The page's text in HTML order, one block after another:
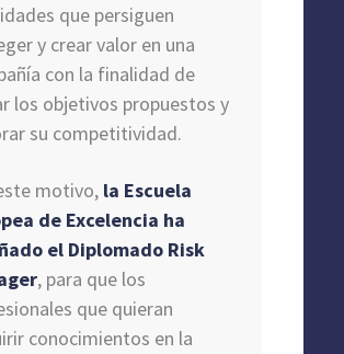
que persiguen
y crear valor en una
con la finalidad de
los objetivos propuestos y
su competitividad.
motivo, la Escuela
de Excelencia ha
el Diplomado Risk
, para que los
que quieran
conocimientos en la